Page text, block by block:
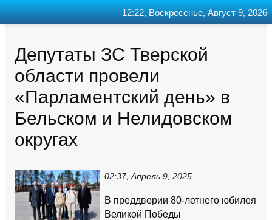
Депутаты ЗС Тверской
области провели
«Парламентский день» в
Бельском и Нелидовском
округах
02:37, Апрель 9, 2025
В преддверии 80-летнего юбилея
Великой Победы
12:22, Воскресенье, Август 9, 2026